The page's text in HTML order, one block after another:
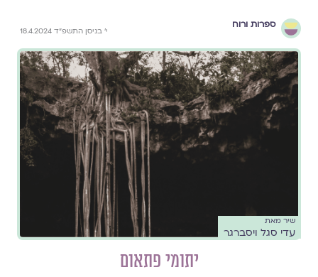
ספרות ורוח
י׳ בניסן התשפ״ד 18.4.2024
שיר מאת
עדי סגל ויסברגר
יתומי פתאום